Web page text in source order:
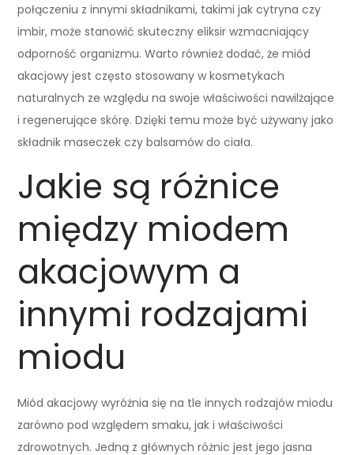
połączeniu z innymi składnikami, takimi jak cytryna czy
imbir, może stanowić skuteczny eliksir wzmacniający
odporność organizmu. Warto również dodać, że miód
akacjowy jest często stosowany w kosmetykach
naturalnych ze względu na swoje właściwości nawilżające
i regenerujące skórę. Dzięki temu może być używany jako
składnik maseczek czy balsamów do ciała.
Jakie są różnice
między miodem
akacjowym a
innymi rodzajami
miodu
Miód akacjowy wyróżnia się na tle innych rodzajów miodu
zarówno pod względem smaku, jak i właściwości
zdrowotnych. Jedną z głównych różnic jest jego jasna